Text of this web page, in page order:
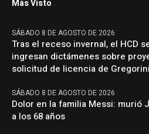
Más Visto
SÁBADO 8 DE AGOSTO DE 2026
Tras el receso invernal, el HCD
ingresan dictámenes sobre
solicitud de licencia de Gregorini
SÁBADO 8 DE AGOSTO DE 2026
Dolor en la familia Messi: murió
a los 68 años